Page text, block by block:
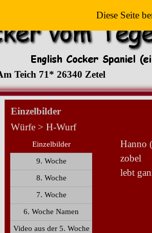
Diese Seite
Teich 71* 26340 Zetel
Einzelbilder
Würfe > H-Wurf
Hanno
zobel
lebt
Einzelbilder
9. Woche
8. Woche
7. Woche
6. Woche Namen
Video aus der 5. Woche